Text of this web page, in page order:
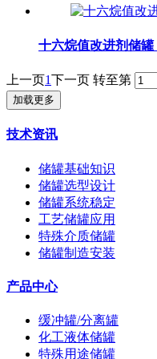
十六烷值改进剂储
上一页1下一页 转至第
加载更多
技术资讯
储罐基础知识
储罐选型设计
储罐系统稳定
工艺储罐应用
特殊介质储罐
储罐制造安装
产品中心
缓冲罐/分离罐
化工液体储罐
特殊用途储罐